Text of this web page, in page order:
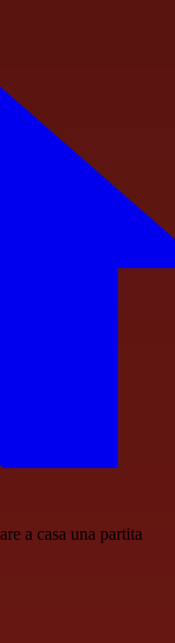
a casa una partita